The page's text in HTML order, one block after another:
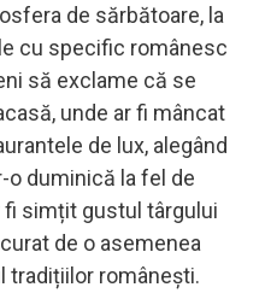
de sărbătoare, la
cu specific românesc
să exclame că se
unde ar fi mâncat
de lux, alegând
o duminică la fel de
fi simțit gustul târgului
de o asemenea
tradițiilor românești.